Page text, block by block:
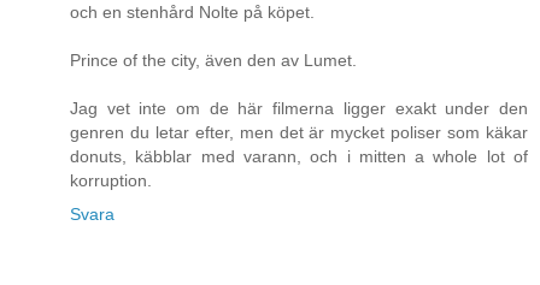
och en stenhård Nolte på köpet.
Prince of the city, även den av Lumet.
Jag vet inte om de här filmerna ligger exakt under den
genren du letar efter, men det är mycket poliser som käkar
donuts, käbblar med varann, och i mitten a whole lot of
korruption.
Svara